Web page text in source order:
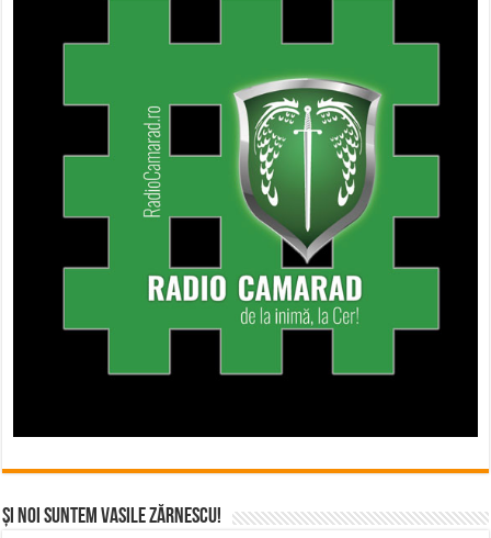
Și noi suntem Vasile Zărnescu!